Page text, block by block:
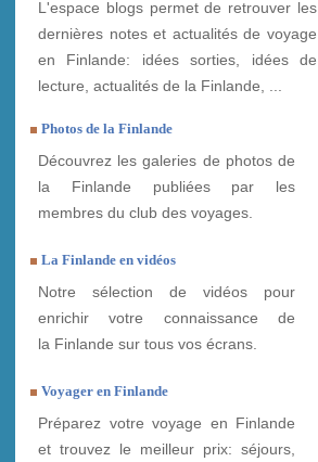
L'espace blogs permet de retrouver les
dernières notes et actualités de voyage
en Finlande: idées sorties, idées de
lecture, actualités de la Finlande, ...
Photos de la Finlande
Découvrez les galeries de photos de
la Finlande publiées par les
membres du club des voyages.
La Finlande en vidéos
Notre sélection de vidéos pour
enrichir votre connaissance de
la Finlande sur tous vos écrans.
Voyager en Finlande
Préparez votre voyage en Finlande
et trouvez le meilleur prix: séjours,